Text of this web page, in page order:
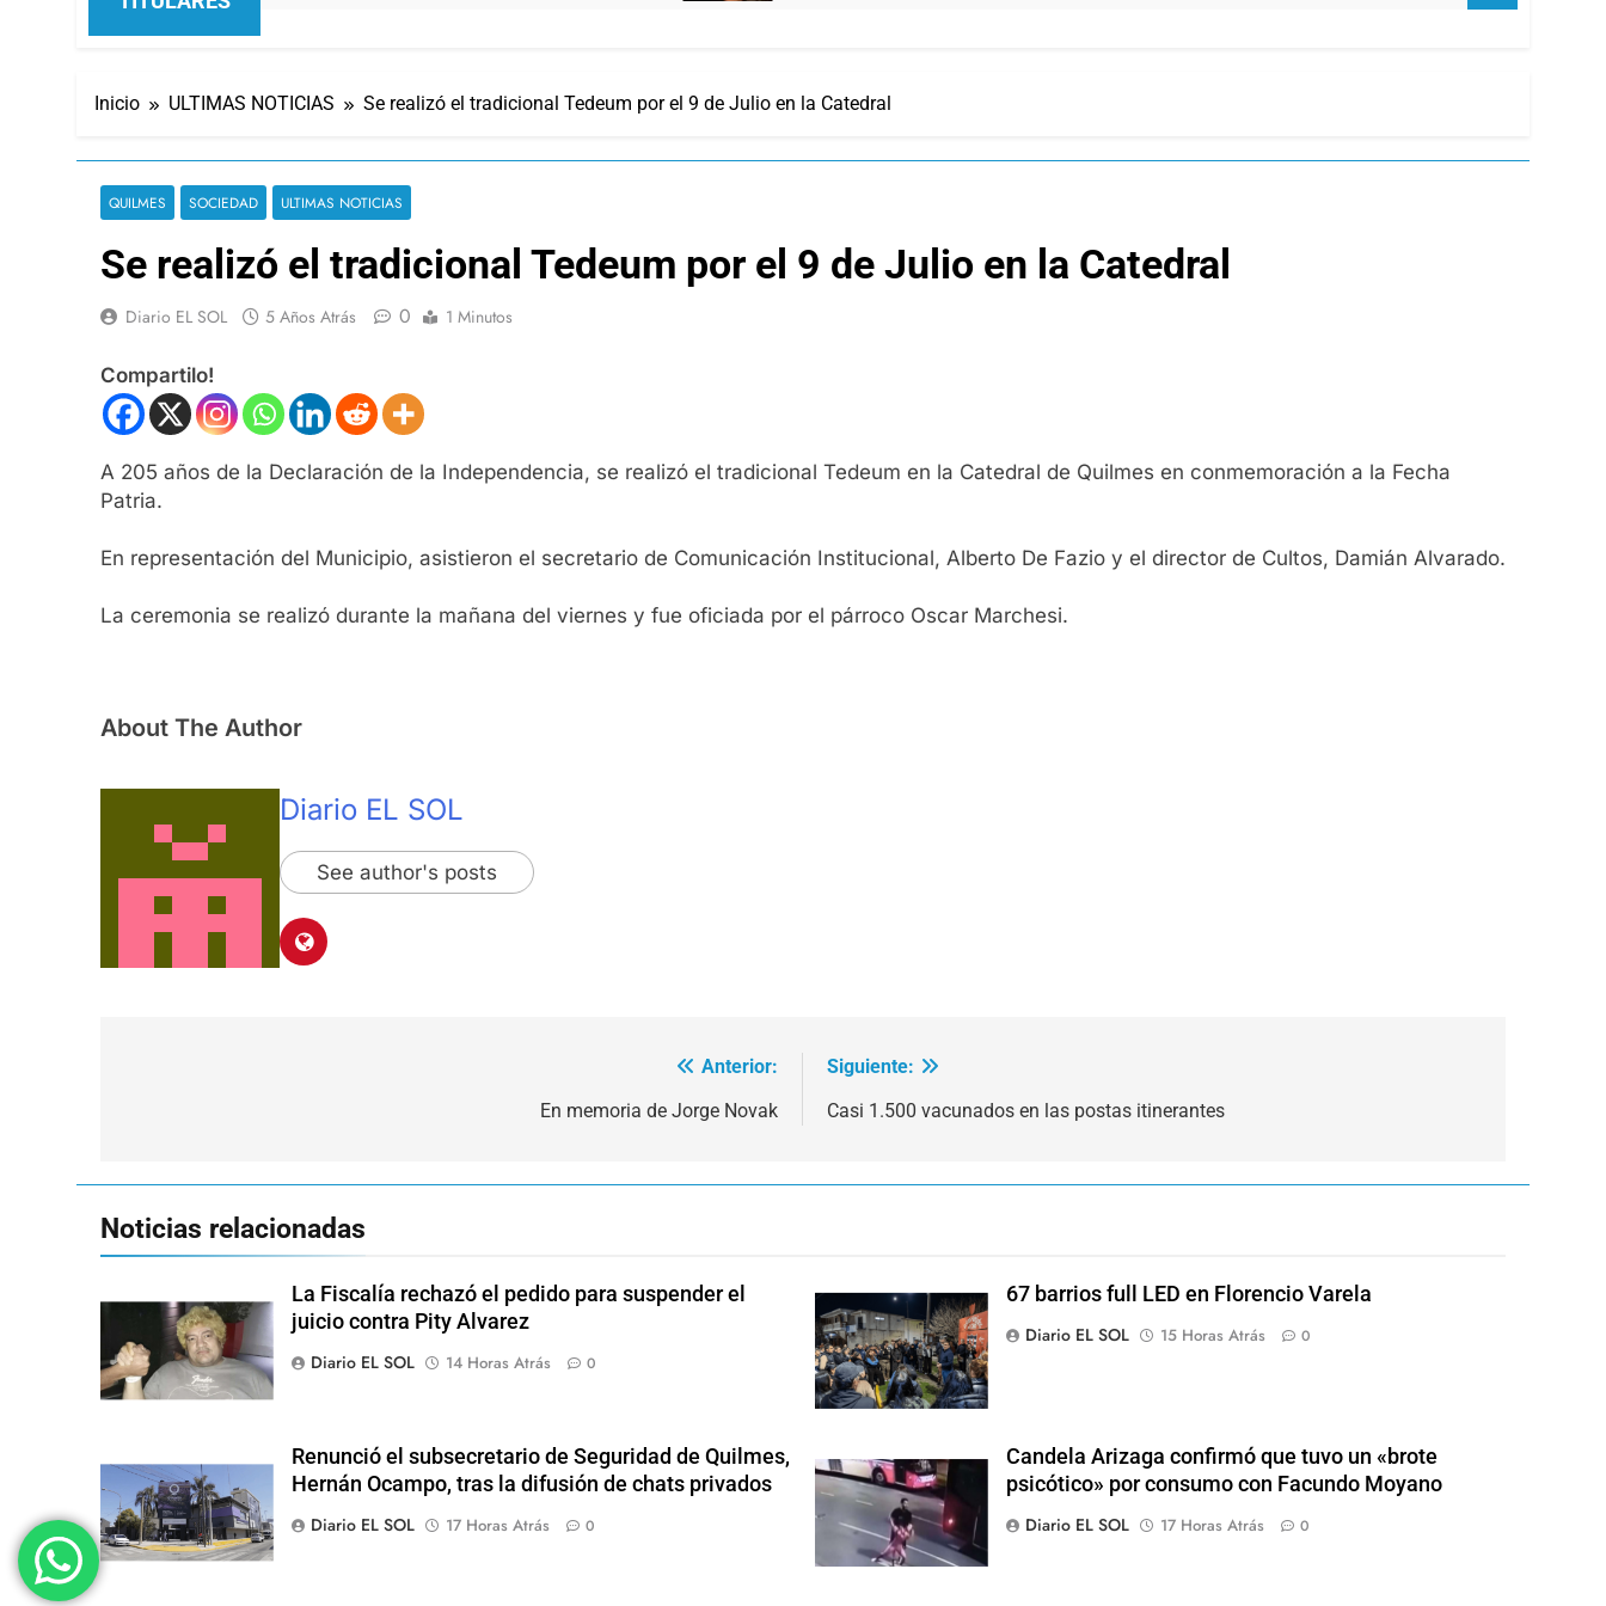
Inicio ULTIMAS NOTICIAS Se realizó el tradicional Tedeum por el 9 de Julio en la Catedral
QUILMES SOCIEDAD ULTIMAS NOTICIAS
Se realizó el tradicional Tedeum por el 9 de Julio en la Catedral
Diario EL SOL 5 Años Atrás 0 1 Minutos
Compartilo!
A 205 años de la Declaración de la Independencia, se realizó el tradicional Tedeum en la Catedral de Quilmes en conmemoración a la Fecha
Patria.
En representación del Municipio, asistieron el secretario de Comunicación Institucional, Alberto De Fazio y el director de Cultos, Damián Alvarado.
La ceremonia se realizó durante la mañana del viernes y fue oficiada por el párroco Oscar Marchesi.
About The Author
Diario EL SOL
See author's posts
Anterior:
En memoria de Jorge Novak
Siguiente:
Casi 1.500 vacunados en las postas itinerantes
Noticias relacionadas
La Fiscalía rechazó el pedido para suspender el
juicio contra Pity Alvarez
Diario EL SOL
14 Horas Atrás 0
67 barrios full LED en Florencio Varela
Diario EL SOL
15 Horas Atrás 0
Renunció el subsecretario de Seguridad de Quilmes,
Hernán Ocampo, tras la difusión de chats privados
Diario EL SOL
17 Horas Atrás 0
Candela Arizaga confirmó que tuvo un «brote
psicótico» por consumo con Facundo Moyano
Diario EL SOL
17 Horas Atrás 0